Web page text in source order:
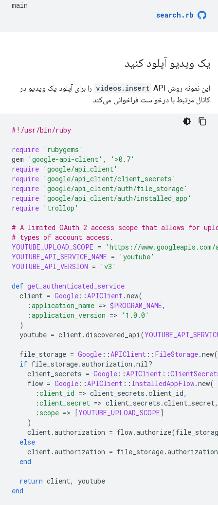
main
search . rb
یک ویدیو آپلود کنید
این نمونه روش videos.insert API را برای آپلود یک ویدیو در
کانال مرتبط با درخواست فراخوانی می‌کند.
#!/usr/bin/ruby
require 'rubygems'
gem
'google-api-client' ,
'>0.7'
require 'google/api_client'
require 'google/api_client/client_secrets'
require 'google/api_client/auth/file_storage'
require 'google/api_client/auth/installed_app'
require 'trollop'
# A limited OAuth 2 access scope that allows for
# types of account access.
YOUTUBE_UPLOAD_SCOPE =
'https://
YOUTUBE_API_SERVICE_NAME =
'youtube'
YOUTUBE_API_VERSION = 'v3'
def get_authenticated_service
client = Google ::APIClient.new(
:application_name => $PROGRAM_NAME,
:application_version =>
'1.0.0'
)
youtube = client.discovered_api(
file_storage = Google ::APIClient :: FileStorage.new(
if file_storage.authorization .nil?
client_secrets = Google ::APIClient ::
flow = Google ::APIClient :: InstalledAppFlow.new(
:client_id => client_secrets .client_id,
:client_secret => client_secrets .client_secret,
:scope => [YOUTUBE_UPLOAD_SCOPE]
)
client.authorization = flow.authorize(
else
client.authorization = file_storage.authorization
end
return client,
youtube
end